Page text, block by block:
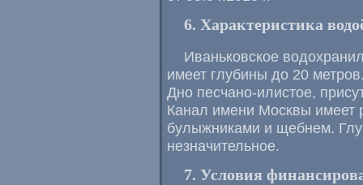
6. Характеристика
Иваньковское
имеет глубины до 20
Дно песчано-илистое,
Канал имени Москвы имеет
булыжниками и щебнем.
незначительное.
7. Условия